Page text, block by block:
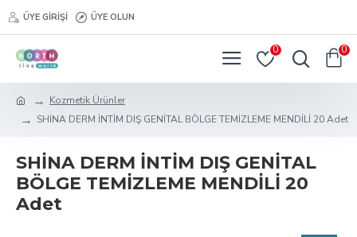
ÜYE GIRIŞI ÜYE OLUN
0 0
Kozmetik Ürünler
SHİNA DERM İNTİM DIŞ GENİTAL BÖLGE TEMİZLEME MENDİLİ 20 Adet
SHİNA DERM İNTİM DIŞ GENİTAL
BÖLGE TEMİZLEME MENDİLİ 20
Adet